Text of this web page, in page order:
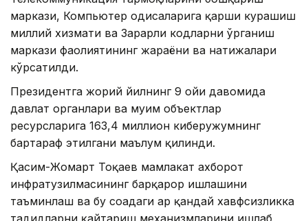
маркази, Компьютер ҳодисаларига қарши курашиш
миллий хизмати ва Зарарли кодларни ўрганиш
маркази фаолиятининг жараёни ва натижалари
кўрсатилди.
Президентга жорий йилнинг 9 ойи давомида
давлат органлари ва муҳим объектлар
ресурсларига 163,4 миллион киберҳужумнинг
бартараф этилгани маълум қилинди.
Қасим-Жомарт Тоқаев мамлакат ахборот
инфратузилмасининг барқарор ишлашини
таъминлаш ва бу соҳадаги ҳар қандай хавфсизликка
таҳдидларни қайтариш механизмларини ишлаб